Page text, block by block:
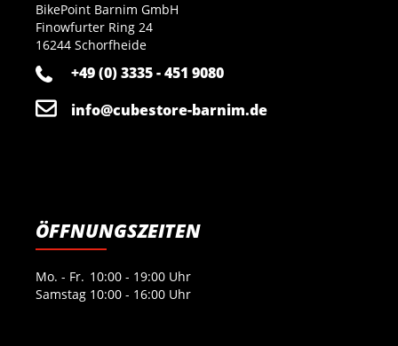
BikePoint Barnim GmbH
Finowfurter Ring 24
16244 Schorfheide
+49 (0) 3335 - 451 9080
info@cubestore-barnim.de
ÖFFNUNGSZEITEN
Mo. - Fr. 10:00 - 19:00 Uhr
Samstag 10:00 - 16:00 Uhr